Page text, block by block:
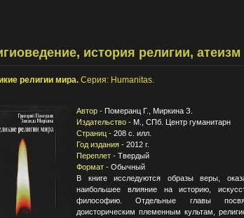
история религии, атеизм
религии мира. Серия: Humanitas.
Автор - Померанц Г., Миркина З.
Издательство - М., СПб. Центр гуманитарн
Страниц - 208 с. илл.
Год издания - 2012 г.
Переплет - Твердый
Формат - Обычный
В книге исследуются образы веры,
наибольшее влияние на историю,
философию. Отдельные главы
доисторическим племенным культам,